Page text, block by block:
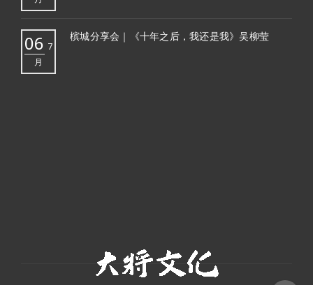
06 7
月
槟城分享会｜《十年之后，我还是我》吴柳莹